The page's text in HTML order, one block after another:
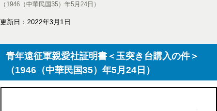
（1946（中華民国35）年5月24日）
更新日：2022年3月1日
青年遠征軍親愛社証明書＜玉突き台購入の件＞
（1946（中華民国35）年5月24日）